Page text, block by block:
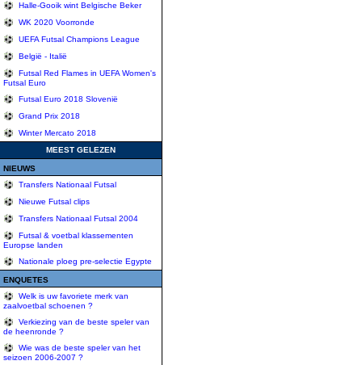
Halle-Gooik wint Belgische Beker
WK 2020 Voorronde
UEFA Futsal Champions League
België - Italië
Futsal Red Flames in UEFA Women's
Futsal Euro
Futsal Euro 2018 Slovenië
Grand Prix 2018
Winter Mercato 2018
MEEST GELEZEN
NIEUWS
Transfers Nationaal Futsal
Nieuwe Futsal clips
Transfers Nationaal Futsal 2004
Futsal & voetbal klassementen
Europse landen
Nationale ploeg pre-selectie Egypte
ENQUETES
Welk is uw favoriete merk van
zaalvoetbal schoenen ?
Verkiezing van de beste speler van
de heenronde ?
Wie was de beste speler van het
seizoen 2006-2007 ?